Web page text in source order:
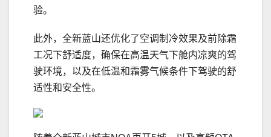
验。
此外，全新蓝山还优化了空调制冷效果及前除霜
工况下舒适度，确保在高温天气下舱内凉爽的驾
驶环境，以及在低温和霜雾气候条件下驾驶的舒
适性和安全性。